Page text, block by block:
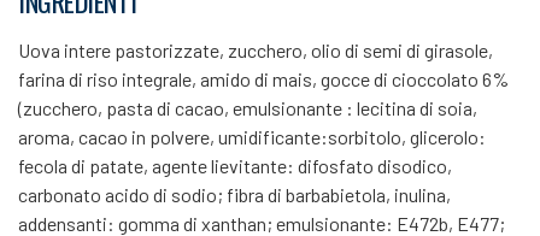
Uova intere pastorizzate, zucchero, olio di semi di girasole,
farina di riso integrale, amido di mais, gocce di cioccolato 6%
(zucchero, pasta di cacao, emulsionante : lecitina di soia,
aroma, cacao in polvere, umidificante:sorbitolo, glicerolo:
fecola di patate, agente lievitante: difosfato disodico,
carbonato acido di sodio; fibra di barbabietola, inulina,
addensanti: gomma di xanthan; emulsionante: E472b, E477;